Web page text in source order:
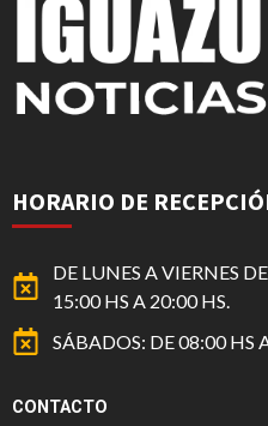
HORARIO DE
DE LUNES A VIERNES
15:00 HS A 20:00 HS.
SÁBADOS: DE 08:00 HS
CONTACTO